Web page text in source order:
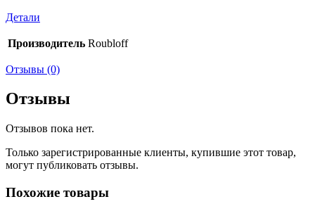
Детали
Производитель Roubloff
Отзывы (0)
Отзывы
Отзывов пока нет.
Только зарегистрированные клиенты, купившие этот товар,
могут публиковать отзывы.
Похожие товары